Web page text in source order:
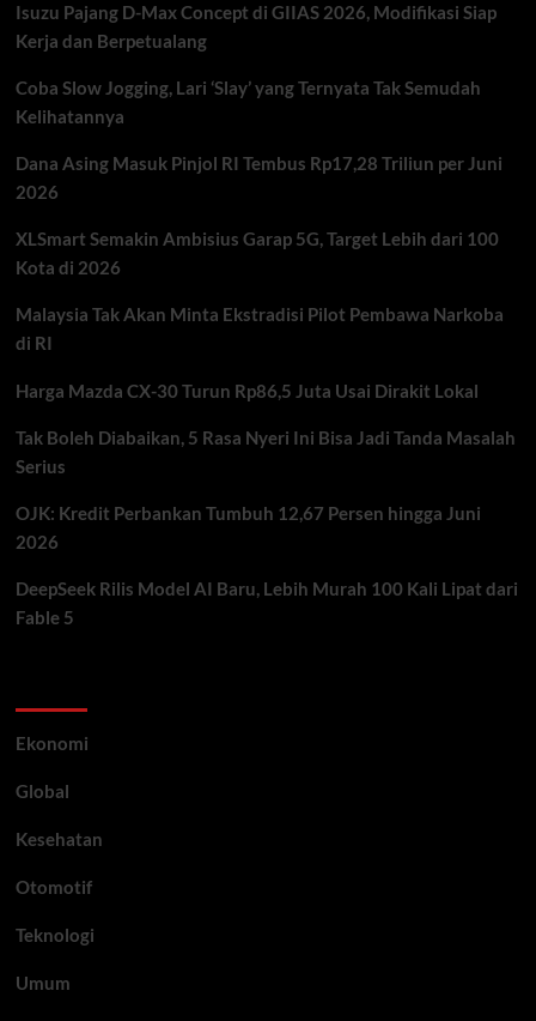
Khawatir
dengan
Pertumbuhan
Isuzu Pajang D-Max Concept di GIIAS 2026, Modifikasi Siap
Kerja dan Berpetualang
Coba Slow Jogging, Lari ‘Slay’ yang Ternyata Tak Semudah
Kelihatannya
Dana Asing Masuk Pinjol RI Tembus Rp17,28 Triliun per Juni
2026
XLSmart Semakin Ambisius Garap 5G, Target Lebih dari 100
Kota di 2026
Malaysia Tak Akan Minta Ekstradisi Pilot Pembawa Narkoba
di RI
Harga Mazda CX-30 Turun Rp86,5 Juta Usai Dirakit Lokal
Tak Boleh Diabaikan, 5 Rasa Nyeri Ini Bisa Jadi Tanda Masalah
Serius
OJK: Kredit Perbankan Tumbuh 12,67 Persen hingga Juni
2026
DeepSeek Rilis Model AI Baru, Lebih Murah 100 Kali Lipat dari
Fable 5
Ekonomi
Global
Kesehatan
Otomotif
Teknologi
Umum